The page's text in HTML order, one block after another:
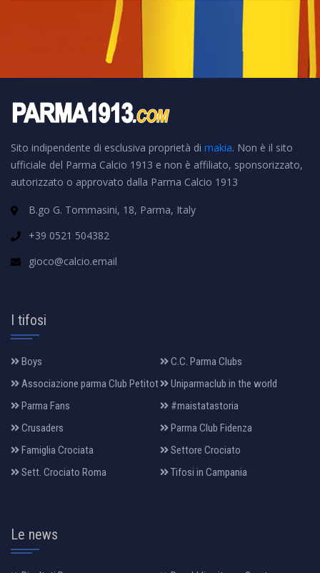
Sito indipendente di esclusiva proprietà di makia. Non è il sito
ufficiale del Parma Calcio 1913 e non è affiliato, sponsorizzato,
autorizzato o approvato dalla Parma Calcio 1913
B.go G. Tommasini, 18, Parma, Italy
+39 0521 504382
gioco@calcio.email
I tifosi
Boys
C.C. Parma Clubs
Associazione parma Club Petitot
Uniparmaclub in the world
Parma Fans
#maistatastoria
Crusaders
Parma Club Fidenza
Famiglia Crociata
Settore Crociato
Sett. Crociato Roma
Tifosi in Campania
Le news